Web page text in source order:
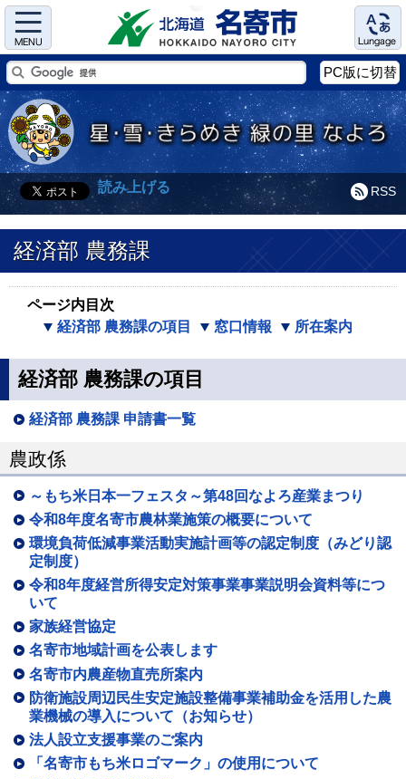
Menu Language
PC版に切替
RSS
読み上げる
経済部 農務課
ページ内目次
経済部 農務課の項目
窓口情報 所在案内
経済部 農務課の項目
経済部 農務課 申請書一覧
農政係
～もち米日本一フェスタ～第48回なよろ産業まつり
令和8年度名寄市農林業施策の概要について
環境負荷低減事業活動実施計画等の認定制度（みどり認
定制度）
令和8年度経営所得安定対策事業事業説明会資料等につ
いて
家族経営協定
名寄市地域計画を公表します
名寄市内農産物直売所案内
防衛施設周辺民生安定施設整備事業補助金を活用した農
業機械の導入について（お知らせ）
法人設立支援事業のご案内
「名寄市もち米ロゴマーク」の使用について